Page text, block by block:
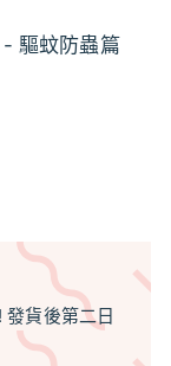
驅蚊防蟲篇
貨後第二日